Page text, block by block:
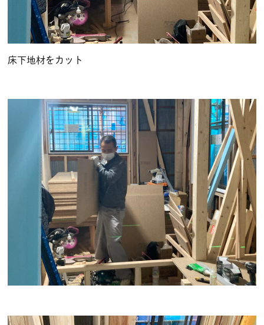
床下地材をカット